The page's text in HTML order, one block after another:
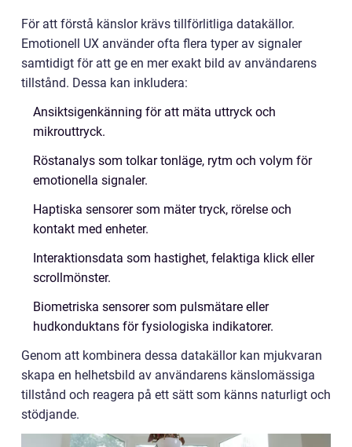
För att förstå känslor krävs tillförlitliga datakällor.
Emotionell UX använder ofta flera typer av signaler
samtidigt för att ge en mer exakt bild av användarens
tillstånd. Dessa kan inkludera:
Ansiktsigenkänning för att mäta uttryck och
mikrouttryck.
Röstanalys som tolkar tonläge, rytm och volym för
emotionella signaler.
Haptiska sensorer som mäter tryck, rörelse och
kontakt med enheter.
Interaktionsdata som hastighet, felaktiga klick eller
scrollmönster.
Biometriska sensorer som pulsmätare eller
hudkonduktans för fysiologiska indikatorer.
Genom att kombinera dessa datakällor kan mjukvaran
skapa en helhetsbild av användarens känslomässiga
tillstånd och reagera på ett sätt som känns naturligt och
stödjande.